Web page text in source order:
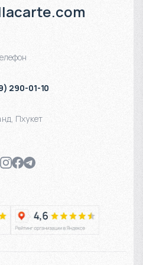
290-01-10
, Пхукет